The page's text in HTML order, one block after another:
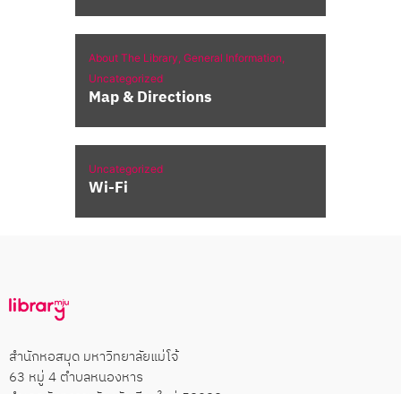
About The Library, General Information,
Uncategorized
Map & Directions
Uncategorized
Wi-Fi
สำนักหอสมุด มหาวิทยาลัยแม่โจ้
63 หมู่ 4 ตำบลหนองหาร